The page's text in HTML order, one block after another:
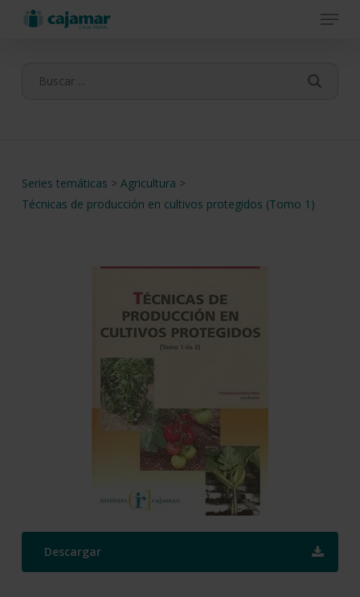
Menu
Series temáticas > Agricultura >
Técnicas de producción en cultivos protegidos (Tomo 1)
Descargar